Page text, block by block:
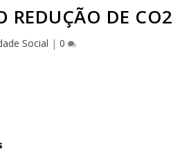
REDUÇÃO DE CO2
Social | 0